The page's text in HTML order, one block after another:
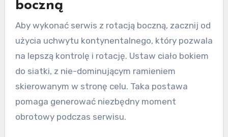
boczną
Aby wykonać serwis z rotacją boczną, zacznij od
użycia uchwytu kontynentalnego, który pozwala
na lepszą kontrolę i rotację. Ustaw ciało bokiem
do siatki, z nie-dominującym ramieniem
skierowanym w stronę celu. Taka postawa
pomaga generować niezbędny moment
obrotowy podczas serwisu.